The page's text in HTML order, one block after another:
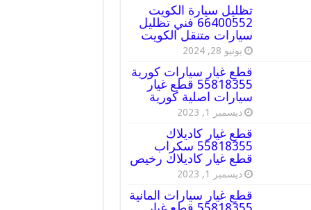
تظليل سيارة الكويت
66400552 فني تظليل
سيارات متنقل الكويت
يونيو 28, 2024
قطع غيار سيارات كورية
55818355 قطع غيار
سيارات اصلية كورية
ديسمبر 1, 2023
قطع غيار كاديلاك
55818355 سكراب
قطع غيار كاديلاك رخيص
ديسمبر 1, 2023
قطع غيار سيارات المانية